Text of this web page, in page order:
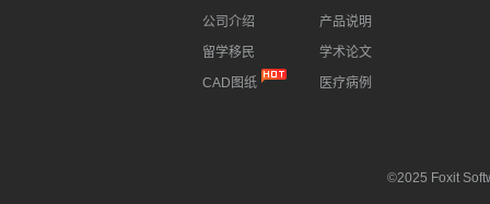
公司介绍
留学移民
CAD图纸
产品说明
学术论文
医疗病例
©2025 Foxit